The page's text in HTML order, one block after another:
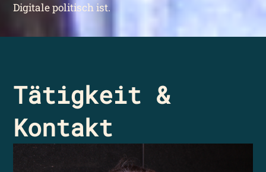
Digitale politisch ist.
Tätigkeit &
Kontakt